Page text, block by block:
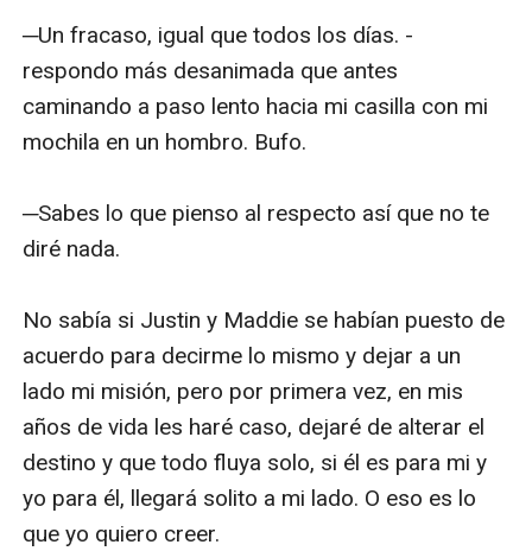
─Un fracaso, igual que todos los días. -
respondo más desanimada que antes
caminando a paso lento hacia mi casilla con mi
mochila en un hombro. Bufo.
─Sabes lo que pienso al respecto así que no te
diré nada.
No sabía si Justin y Maddie se habían puesto de
acuerdo para decirme lo mismo y dejar a un
lado mi misión, pero por primera vez, en mis
años de vida les haré caso, dejaré de alterar el
destino y que todo fluya solo, si él es para mi y
yo para él, llegará solito a mi lado. O eso es lo
que yo quiero creer.